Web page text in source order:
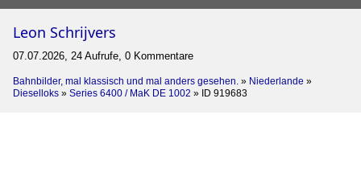
Leon Schrijvers
07.07.2026, 24 Aufrufe, 0 Kommentare
Bahnbilder, mal klassisch und mal anders gesehen. » Niederlande »
Dieselloks » Series 6400 / MaK DE 1002 » ID 919683